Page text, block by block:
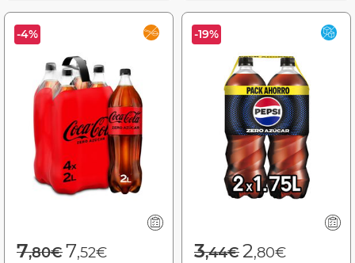
-4%
Price reduced from
7,80€to
7,52€
-19%
Price reduced
3,44€to
2,80€